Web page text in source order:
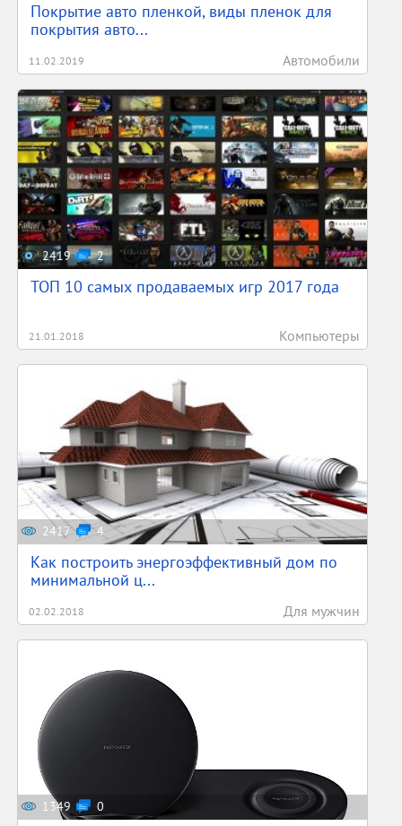
Покрытие авто пленкой, виды пленок для
покрытия авто...
11.02.2019 Автомобили
2419 2
ТОП 10 самых продаваемых игр 2017 года
21.01.2018 Компьютеры
2417 4
Как построить энергоэффективный дом по
минимальной ц...
02.02.2018 Для мужчин
1349 0